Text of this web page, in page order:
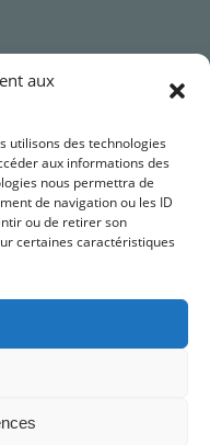
aux
utilisons des technologies
aux informations des
nous permettra de
de navigation ou les ID
ou de retirer son
certaines caractéristiques